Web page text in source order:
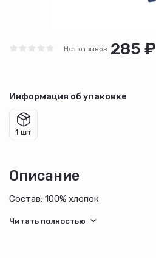
Нет отзывов 285 ₽
Информация об упаковке
1 шт
Описание
Состав: 100% хлопок